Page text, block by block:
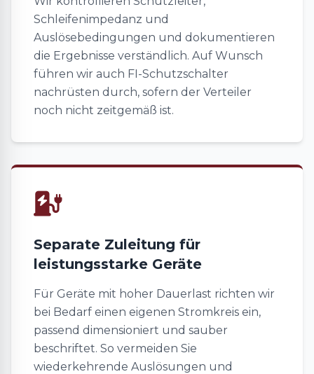
Schleifenimpedanz und
Auslösebedingungen und dokumentieren
die Ergebnisse verständlich. Auf Wunsch
führen wir auch FI-Schutzschalter
nachrüsten durch, sofern der Verteiler
noch nicht zeitgemäß ist.
Separate Zuleitung für
leistungsstarke Geräte
Für Geräte mit hoher Dauerlast richten wir
bei Bedarf einen eigenen Stromkreis ein,
passend dimensioniert und sauber
beschriftet. So vermeiden Sie
wiederkehrende Auslösungen und